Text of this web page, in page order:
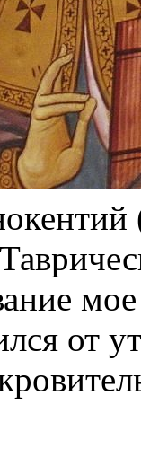
от